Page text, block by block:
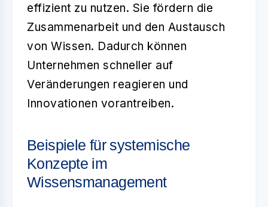
effizient zu nutzen. Sie fördern die
Zusammenarbeit und den Austausch
von Wissen. Dadurch können
Unternehmen schneller auf
Veränderungen reagieren und
Innovationen vorantreiben.
Beispiele für systemische
Konzepte im
Wissensmanagement